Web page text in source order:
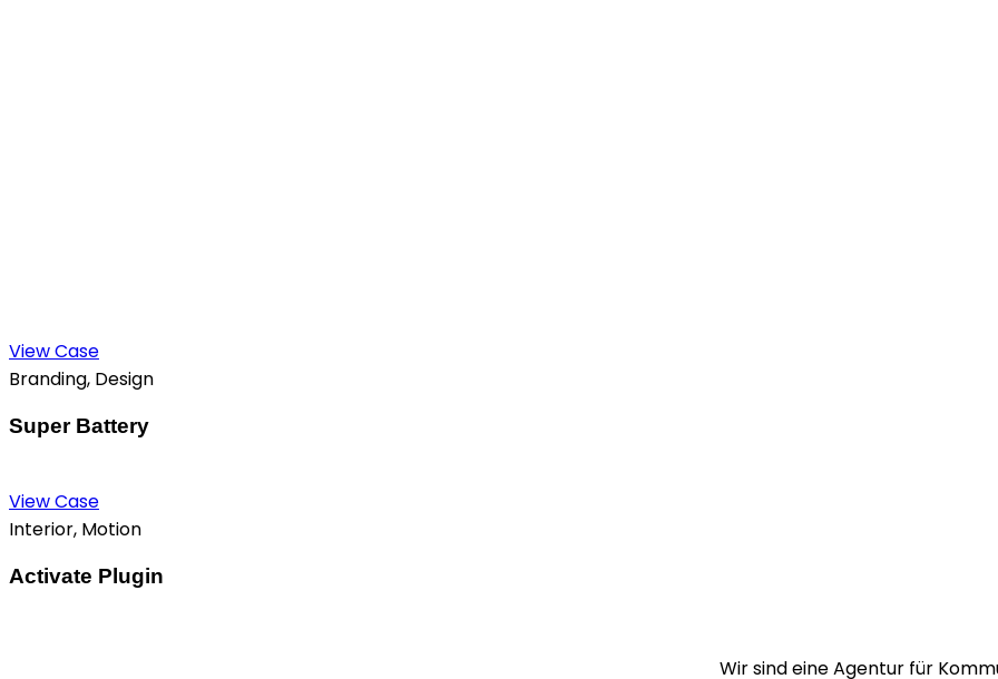
View Case
Branding, Design
Super Battery
View Case
Interior, Motion
Activate Plugin
Wir sind eine Agentur für